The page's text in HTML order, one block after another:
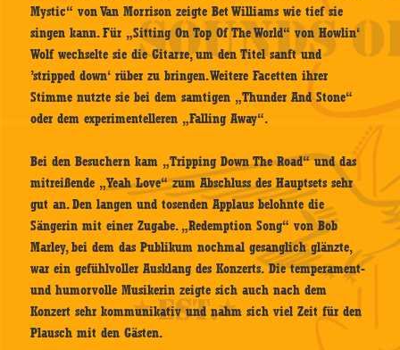
Mystic“ von Van Morrison zeigte Bet Williams wie tief sie
singen kann. Für „Sitting On Top Of The World“ von Howlin‘
Wolf wechselte sie die Gitarre, um den Titel sanft und
’stripped down‘ rüber zu bringen. Weitere Facetten ihrer
Stimme nutzte sie bei dem samtigen „Thunder And Stone“
oder dem experimentelleren „Falling Away“.
Bei den Besuchern kam „Tripping Down The Road“ und das
mitreißende „Yeah Love“ zum Abschluss des Hauptsets sehr
gut an. Den langen und tosenden Applaus belohnte die
Sängerin mit einer Zugabe. „Redemption Song“ von Bob
Marley, bei dem das Publikum nochmal gesanglich glänzte,
war ein gefühlvoller Ausklang des Konzerts. Die temperament-
und humorvolle Musikerin zeigte sich auch nach dem
Konzert sehr kommunikativ und nahm sich viel Zeit für den
Plausch mit den Gästen.